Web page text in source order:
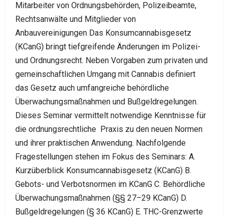
Mitarbeiter von Ordnungsbehörden, Polizeibeamte,
Rechtsanwälte und Mitglieder von
Anbauvereinigungen Das Konsumcannabisgesetz
(KCanG) bringt tiefgreifende Änderungen im Polizei-
und Ordnungsrecht. Neben Vorgaben zum privaten und
gemeinschaftlichen Umgang mit Cannabis definiert
das Gesetz auch umfangreiche behördliche
Überwachungsmaßnahmen und Bußgeldregelungen.
Dieses Seminar vermittelt notwendige Kenntnisse für
die ordnungsrechtliche Praxis zu den neuen Normen
und ihrer praktischen Anwendung. Nachfolgende
Fragestellungen stehen im Fokus des Seminars: A.
Kurzüberblick Konsumcannabisgesetz (KCanG) B.
Gebots- und Verbotsnormen im KCanG C. Behördliche
Überwachungsmaßnahmen (§§ 27–29 KCanG) D.
Bußgeldregelungen (§ 36 KCanG) E. THC-Grenzwerte